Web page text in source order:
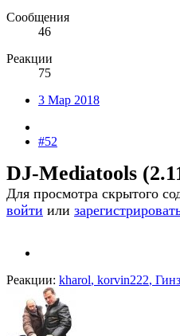
Сообщения
46
Реакции
75
3 Мар 2018
#52
DJ-Мediatооls
Для просмотра скрытого
войти или
Реакции: kharol, korvin222,